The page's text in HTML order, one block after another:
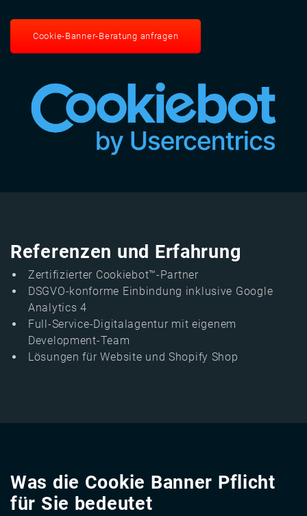
Cookie-Banner-Beratung anfragen
Referenzen und Erfahrung
Zertifizierter Cookiebot™-Partner
DSGVO-konforme Einbindung inklusive Google
Analytics 4
Full-Service-Digitalagentur mit eigenem
Development-Team
Lösungen für Website und Shopify Shop
Was die Cookie Banner Pflicht
für Sie bedeutet